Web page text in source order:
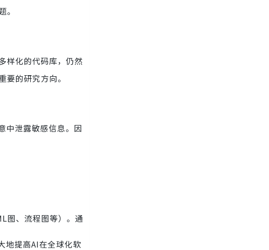
样化的代码库，仍然
的研究方向。
中泄露敏感信息。因
图、流程图等）。通
地提高AI在全球化软